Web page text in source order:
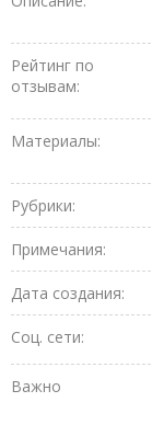
Рейтинг по
отзывам:
Материалы:
Рубрики:
Примечания:
Дата создания:
Соц. сети:
Важно